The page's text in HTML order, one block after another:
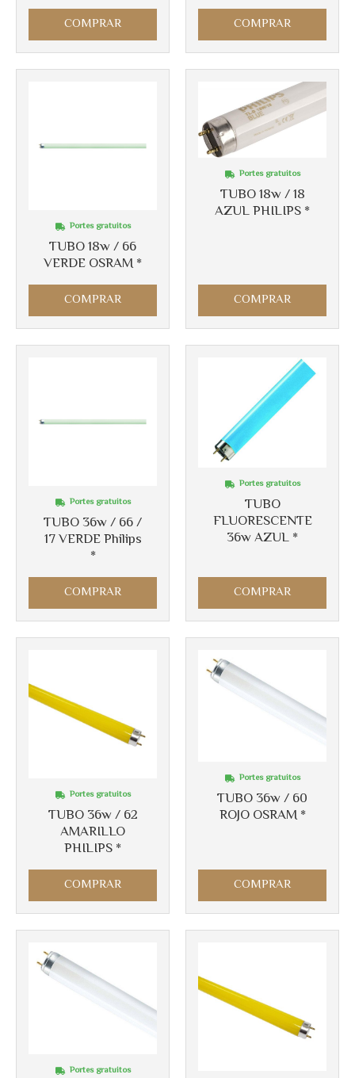
COMPRAR COMPRAR
TUBO 18w / 66
VERDE OSRAM *
Portes gratuitos
COMPRAR
TUBO 18w / 18
AZUL PHILIPS *
Portes gratuitos
COMPRAR
TUBO 36w / 66 /
17 VERDE Philips
*
Portes gratuitos
COMPRAR
TUBO
FLUORESCENTE
36w AZUL *
Portes gratuitos
COMPRAR
TUBO 36w / 62
AMARILLO
PHILIPS *
Portes gratuitos
COMPRAR
TUBO 36w / 60
ROJO OSRAM *
Portes gratuitos
COMPRAR
Portes gratuitos
Más info